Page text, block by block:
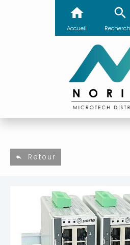
Accueil
Retour